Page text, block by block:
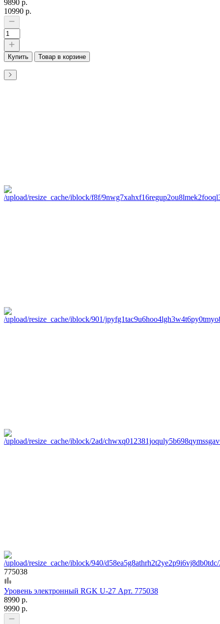
9890 р.
10990 р.
Купить Товар в корзине
775038
Уровень электронный RGK U-27 Арт. 775038
8990 р.
9990 р.